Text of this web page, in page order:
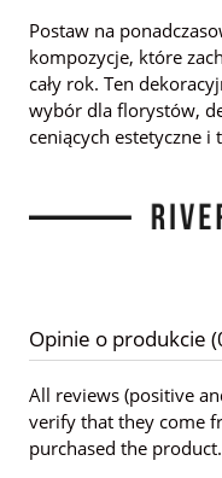
Postaw na
kompozycje, które
cały rok. Ten
wybór dla florystów,
ceniących estetyczne i
Opinie o produkcie
All reviews (positive
verify that they come
purchased the product.